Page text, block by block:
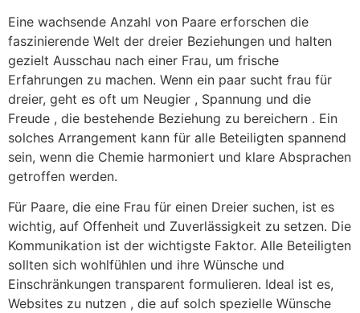
Eine wachsende Anzahl von Paare erforschen die
faszinierende Welt der dreier Beziehungen und halten
gezielt Ausschau nach einer Frau, um frische
Erfahrungen zu machen. Wenn ein paar sucht frau für
dreier, geht es oft um Neugier , Spannung und die
Freude , die bestehende Beziehung zu bereichern . Ein
solches Arrangement kann für alle Beteiligten spannend
sein, wenn die Chemie harmoniert und klare Absprachen
getroffen werden.
Für Paare, die eine Frau für einen Dreier suchen, ist es
wichtig, auf Offenheit und Zuverlässigkeit zu setzen. Die
Kommunikation ist der wichtigste Faktor. Alle Beteiligten
sollten sich wohlfühlen und ihre Wünsche und
Einschränkungen transparent formulieren. Ideal ist es,
Websites zu nutzen , die auf solch spezielle Wünsche